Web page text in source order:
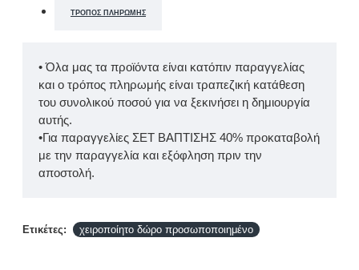
ΤΡΌΠΟΣ ΠΛΗΡΩΜΉΣ
• Όλα μας τα προϊόντα είναι κατόπιν παραγγελίας
και ο τρόπος πληρωμής είναι τραπεζική κατάθεση
του συνολικού ποσού για να ξεκινήσει η δημιουργία
αυτής.
•Για παραγγελίες ΣΕΤ ΒΑΠΤΙΣΗΣ 40% προκαταβολή
με την παραγγελία και εξόφληση πριν την
αποστολή.
Ετικέτες: χειροποίητο δώρο προσωποποιημένο